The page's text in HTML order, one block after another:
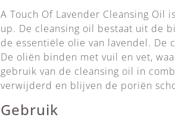
A Touch Of Lavender Cleansing
up. De cleansing oil bestaat uit de
de essentiële olie van lavendel.
De oliën binden met vuil en vet,
gebruik van de cleansing oil in
verwijderd en blijven de poriën
Gebruik